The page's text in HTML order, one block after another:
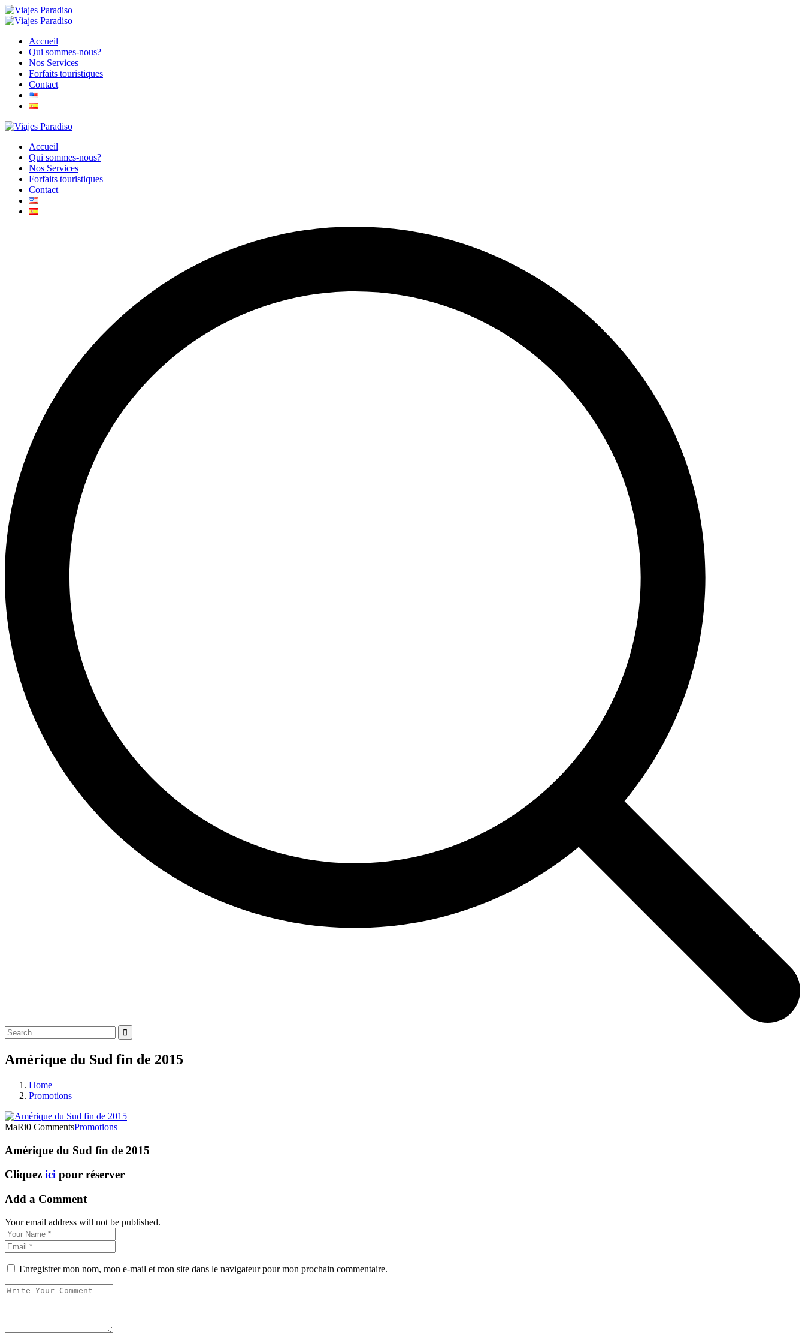
Accueil
Qui sommes-nous?
Nos Services
Forfaits touristiques
Contact
Accueil
Qui sommes-nous?
Nos Services
Forfaits touristiques
Contact
Amérique du Sud fin de 2015
Home
Promotions
MaRi0 CommentsPromotions
Amérique du Sud fin de 2015
Cliquez ici pour réserver
Add a Comment
Your email address will not be published.
Enregistrer mon nom, mon e-mail et mon site dans le navigateur pour mon prochain commentaire.